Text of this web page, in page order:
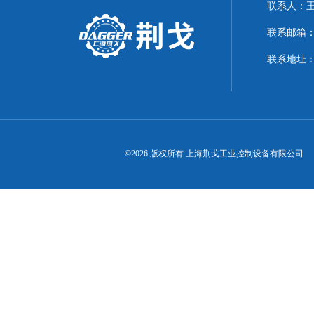
联系人：
联系邮箱
联系地址
©2026 版权所有 上海荆戈工业控制设备有限公司